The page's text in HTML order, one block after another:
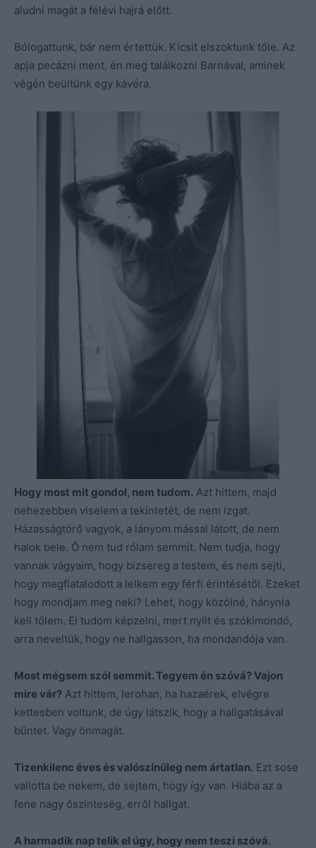
aludni magát a félévi hajrá előtt.
Bólogattunk, bár nem értettük. Kicsit elszoktunk tőle. Az
apja pecázni ment, én meg találkozni Barnával, aminek
végén beültünk egy kávéra.
Hogy most mit gondol, nem tudom. Azt hittem, majd
nehezebben viselem a tekintetét, de nem izgat.
Házasságtörő vagyok, a lányom mással látott, de nem
halok bele. Ő nem tud rólam semmit. Nem tudja, hogy
vannak vágyaim, hogy bizsereg a testem, és nem sejti,
hogy megfiatalodott a lelkem egy férfi érintésétől. Ezeket
hogy mondjam meg neki? Lehet, hogy közölné, hánynia
kell tőlem. El tudom képzelni, mert nyílt és szókimondó,
arra neveltük, hogy ne hallgasson, ha mondandója van.
Most mégsem szól semmit. Tegyem én szóvá? Vajon
mire vár? Azt hittem, lerohan, ha hazaérek, elvégre
kettesben voltunk, de úgy látszik, hogy a hallgatásával
büntet. Vagy önmagát.
Tizenkilenc éves és valószínűleg nem ártatlan. Ezt sose
vallotta be nekem, de sejtem, hogy így van. Hiába az a
fene nagy őszinteség, erről hallgat.
A harmadik nap telik el úgy, hogy nem teszi szóvá.